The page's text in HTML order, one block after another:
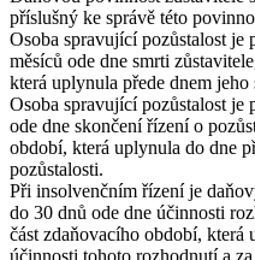
příslušný ke správě této
Osoba spravující pozůstalost
měsíců ode dne smrti
která uplynula přede dnem
Osoba spravující pozůstalost je
ode dne skončení řízení o
období, která uplynula do dne
pozůstalosti.
Při insolvenčním řízení je
do 30 dnů ode dne účinnosti
část zdaňovacího období, která